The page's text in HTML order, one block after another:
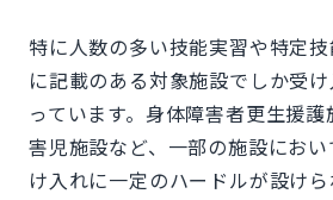
特に人数の多い技能実習や特定
に記載のある対象施設でしか受
っています。身体障害者更生援
害児施設など、一部の施設にお
け入れに一定のハードルが設けら